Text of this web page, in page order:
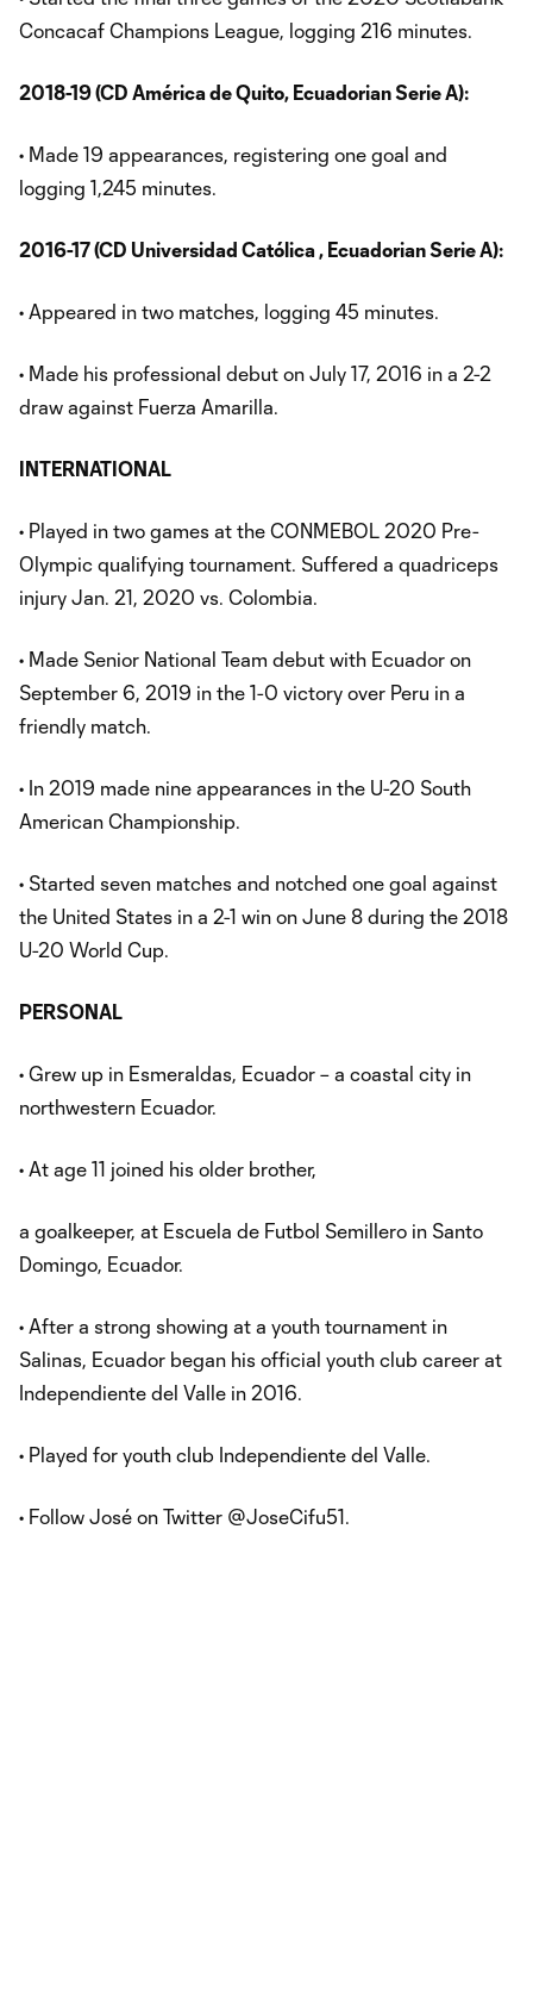
Concacaf Champions League, logging 216 minutes.
2018-19 (CD América de Quito, Ecuadorian Serie A):
• Made 19 appearances, registering one goal and
logging 1,245 minutes.
2016-17 (CD Universidad Católica , Ecuadorian Serie A):
• Appeared in two matches, logging 45 minutes.
• Made his professional debut on July 17, 2016 in a 2-2
draw against Fuerza Amarilla.
INTERNATIONAL
• Played in two games at the CONMEBOL 2020 Pre-
Olympic qualifying tournament. Suffered a quadriceps
injury Jan. 21, 2020 vs. Colombia.
• Made Senior National Team debut with Ecuador on
September 6, 2019 in the 1-0 victory over Peru in a
friendly match.
• In 2019 made nine appearances in the U-20 South
American Championship.
• Started seven matches and notched one goal against
the United States in a 2-1 win on June 8 during the 2018
U-20 World Cup.
PERSONAL
• Grew up in Esmeraldas, Ecuador – a coastal city in
northwestern Ecuador.
• At age 11 joined his older brother,
a goalkeeper, at Escuela de Futbol Semillero in Santo
Domingo, Ecuador.
• After a strong showing at a youth tournament in
Salinas, Ecuador began his official youth club career at
Independiente del Valle in 2016.
• Played for youth club Independiente del Valle.
• Follow José on Twitter @JoseCifu51.